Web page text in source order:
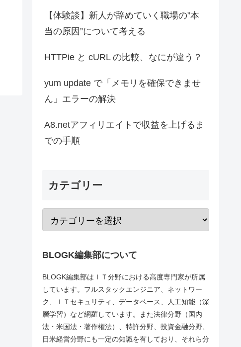
【体験談】新人が辞めていく職場の”本
当の原因”について考える
HTTPie と cURL の比較、なにが違う？
yum update で「メモリを確保できませ
ん」エラーの解決
A8.netアフィリエイトで収益を上げるま
での手順
カテゴリー
BLOGK編集部について
BLOGK編集部はＩＴ分野における高度専門家が所属
しています。フルスタックエンジニア、ネットワー
ク、ＩＴセキュリティ、データベース、人工知能（深
層学習）など網羅しています。また法律分野（国内
法・米国法・著作権法）、特許分野、投資金融分野、
日米経営分野にも一定の知識を有しており、それら分